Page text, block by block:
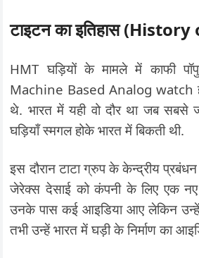
टाइटन का इतिहास
HMT घड़ियों के मामले में काफी
Machine Based Analog watch
थे. भारत में यही वो दौर था जब सबसे
घड़ियाँ स्मगल होके भारत में बिकती थी.
इस दौरान टाटा ग्रुप के केन्द्रीय
जेरेक्स देसाई को कंपनी के लिए एक
उनके पास कई आइडिया आए लेकिन
तभी उन्हें भारत में घड़ी के निर्माण का